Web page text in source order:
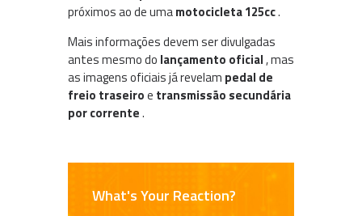
próximos ao de umamotocicleta 125cc.
Mais informações devem ser divulgadas
antes mesmo do lançamento oficial, mas
as imagens oficiais já revelam pedal de
freio traseiroe transmissão secundária
por corrente.
What's Your Reaction?